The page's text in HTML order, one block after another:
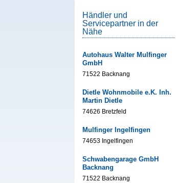
Händler und
Servicepartner in der
Nähe
Autohaus Walter Mulfinger
GmbH
71522 Backnang
Dietle Wohnmobile e.K. Inh.
Martin Dietle
74626 Bretzfeld
Mulfinger Ingelfingen
74653 Ingelfingen
Schwabengarage GmbH
Backnang
71522 Backnang